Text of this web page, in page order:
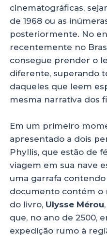
cinematográficas,
de 1968 ou as
posteriormente. No
recentemente no
consegue prender o
diferente, superando
daqueles que leem
mesma narrativa dos
Em um primeiro
apresentado a dois
Phyllis, que estão de
viagem em sua nave
uma garrafa
documento contém o
do livro, Ulysse Mérou
que, no ano de 2500,
expedição rumo à